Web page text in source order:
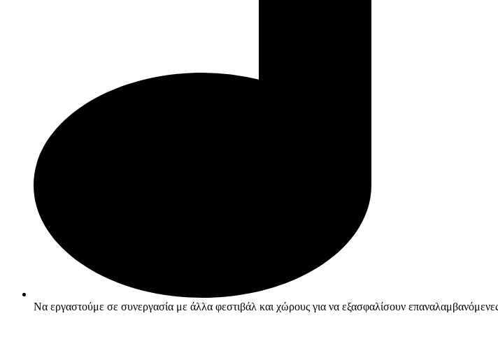
Να εργαστούμε σε συνεργασία με άλλα φεστιβάλ και χώρους για να εξασφαλίσουν